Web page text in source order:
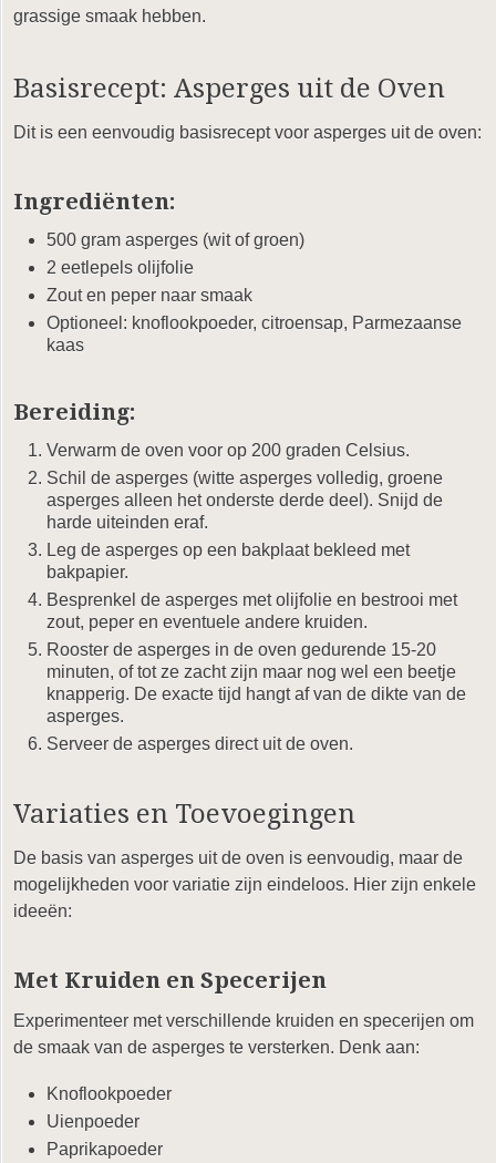
grassige smaak hebben.
Basisrecept: Asperges uit de Oven
Dit is een eenvoudig basisrecept voor asperges uit de oven:
Ingrediënten:
500 gram asperges (wit of groen)
2 eetlepels olijfolie
Zout en peper naar smaak
Optioneel: knoflookpoeder, citroensap, Parmezaanse
kaas
Bereiding:
Verwarm de oven voor op 200 graden Celsius.
Schil de asperges (witte asperges volledig, groene
asperges alleen het onderste derde deel). Snijd de
harde uiteinden eraf.
Leg de asperges op een bakplaat bekleed met
bakpapier.
Besprenkel de asperges met olijfolie en bestrooi met
zout, peper en eventuele andere kruiden.
Rooster de asperges in de oven gedurende 15-20
minuten, of tot ze zacht zijn maar nog wel een beetje
knapperig. De exacte tijd hangt af van de dikte van de
asperges.
Serveer de asperges direct uit de oven.
Variaties en Toevoegingen
De basis van asperges uit de oven is eenvoudig, maar de
mogelijkheden voor variatie zijn eindeloos. Hier zijn enkele
ideeën:
Met Kruiden en Specerijen
Experimenteer met verschillende kruiden en specerijen om
de smaak van de asperges te versterken. Denk aan:
Knoflookpoeder
Uienpoeder
Paprikapoeder